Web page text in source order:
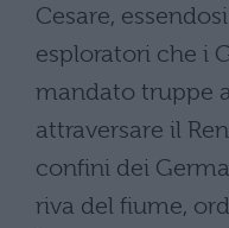
Cesare,
esploratori che i
mandato truppe
attraversare il
confini dei
riva del fiume,